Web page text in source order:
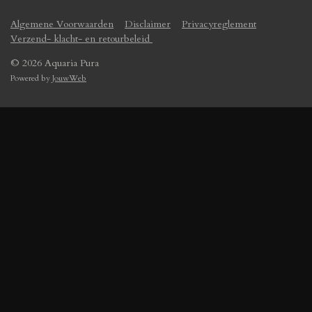
Algemene Voorwaarden Disclaimer
Privacyreglement
Verzend- klacht- en retourbeleid
© 2026 Aquaria Pura
Powered byJouwWeb